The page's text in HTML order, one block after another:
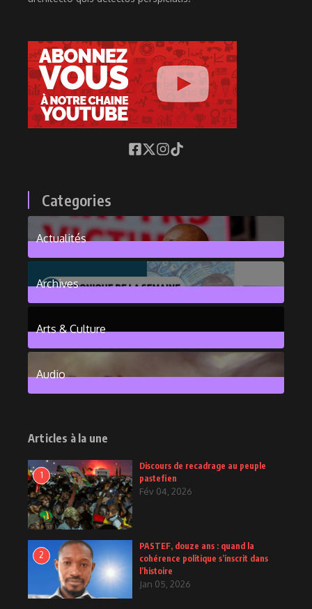
Categories
Actualités
376Posts
Archives
Arts & Culture
6Posts
Audio
Articles à la une
1
Discours de recadrage au peuple
pastefien
Fév 04, 2026
2
PASTEF, douze ans : quand la
cohérence politique s’inscrit dans
l’histoire
Jan 05, 2026